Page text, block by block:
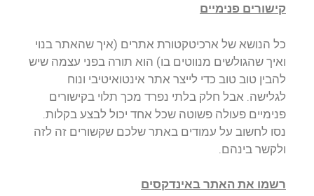
קישורים פנימיים
כל הנושא של ארכיטקטורת אתרים (איך שהאתר בנוי
ואיך שהגולשים מנווטים בו) הוא תורה בפני עצמה שיש
להבין טוב טוב כדי לייצר אתר אינטואיטיבי ונוח
לגלישה. אבל חלק בלתי נפרד מכך תלוי בקישורים
פנימיים פעולה פשוטה שכל אחד יכול לבצע בקלות.
נסו לחשוב על עמודים באתר שלכם שקשורים זה לזה
ולקשר בינהם.
רשמו את האתר באינדקסים